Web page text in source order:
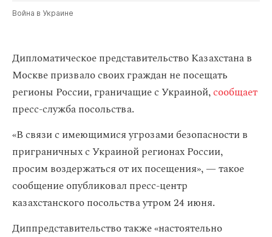
Война в Украине
Дипломатическое представительство Казахстана в
Москве призвало своих граждан не посещать
регионы России, граничащие с Украиной,сообщает
пресс-служба посольства.
«В связи с имеющимися угрозами безопасности в
приграничных с Украиной регионах России,
просим воздержаться от их посещения», — такое
сообщение опубликовал пресс-центр
казахстанского посольства утром 24 июня.
Диппредставительство также «настоятельно